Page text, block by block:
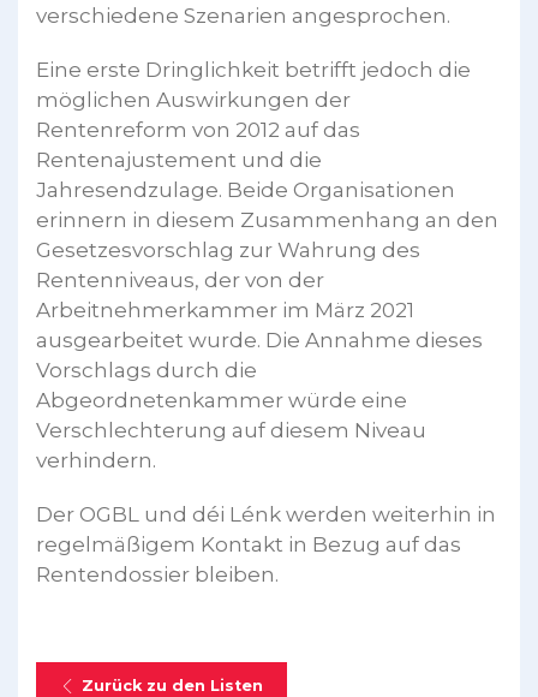
verschiedene Szenarien angesprochen.
Eine erste Dringlichkeit betrifft jedoch die
möglichen Auswirkungen der
Rentenreform von 2012 auf das
Rentenajustement und die
Jahresendzulage. Beide Organisationen
erinnern in diesem Zusammenhang an den
Gesetzesvorschlag zur Wahrung des
Rentenniveaus, der von der
Arbeitnehmerkammer im März 2021
ausgearbeitet wurde. Die Annahme dieses
Vorschlags durch die
Abgeordnetenkammer würde eine
Verschlechterung auf diesem Niveau
verhindern.
Der OGBL und déi Lénk werden weiterhin in
regelmäßigem Kontakt in Bezug auf das
Rentendossier bleiben.
Zurück zu den Listen